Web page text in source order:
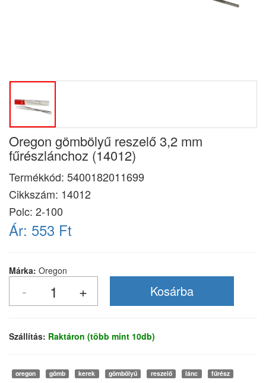
Oregon gömbölyű reszelő 3,2 mm
fűrészlánchoz (14012)
Termékkód: 5400182011699
Cikkszám: 14012
Polc: 2-100
Ár: 553 Ft
Márka: Oregon
Szállítás: Raktáron (több mint 10db)
oregon gömb kerek gömbölyű reszelő lánc
fűrész